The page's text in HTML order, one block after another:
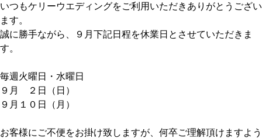
いつもケリーウエディングをご利用いただきありがとうござい
ます。
誠に勝手ながら、９月下記日程を休業日とさせていただきま
す。
毎週火曜日・水曜日
９月 ２日（日）
９月１０日（月）
お客様にご不便をお掛け致しますが、何卒ご理解頂けますよう